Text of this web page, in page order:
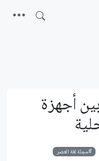
أجهزة
مجلة لغة العصر